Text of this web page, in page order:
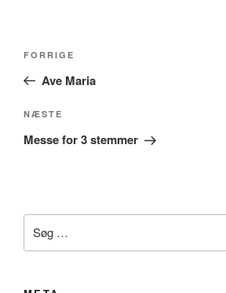
Forrige
indlæg
FORRIGE
Ave Maria
Næste
indlæg
NÆSTE
Messe for 3 stemmer
efter: